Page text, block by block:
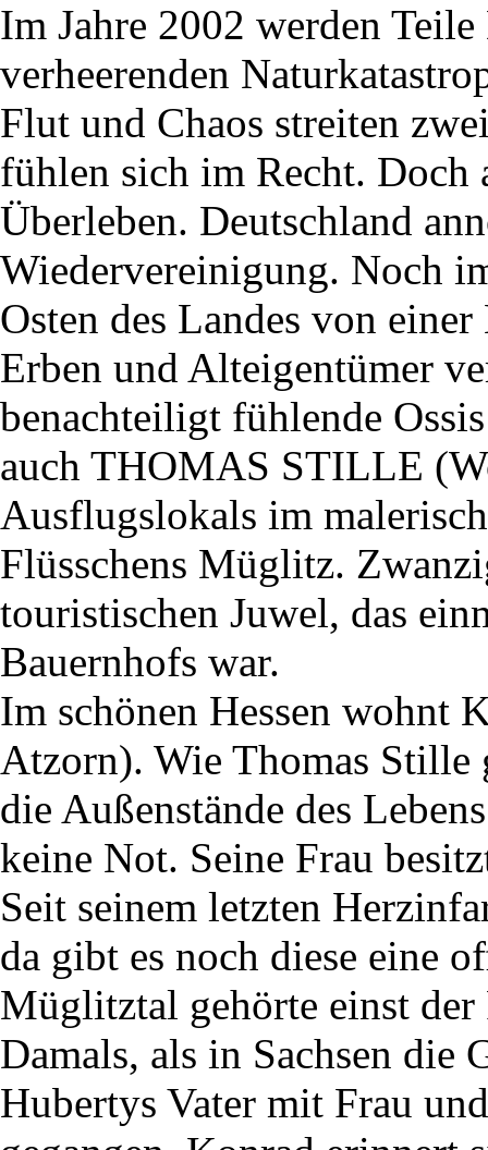
Im Jahre 2002 werden
verheerenden
Flut und Chaos streiten
fühlen sich im Recht. Doch
Überleben. Deutschland
Wiedervereinigung. Noch
Osten des Landes von
Erben und Alteigentümer
benachteiligt fühlende
auch THOMAS STILLE
Ausflugslokals im
Flüsschens Müglitz.
touristischen Juwel, das
Bauernhofs war.
Im schönen Hessen wohnt
Atzorn). Wie Thomas Stille
die Außenstände des
keine Not. Seine Frau
Seit seinem letzten
da gibt es noch diese eine
Müglitztal gehörte einst
Damals, als in Sachsen die
Hubertys Vater mit Frau